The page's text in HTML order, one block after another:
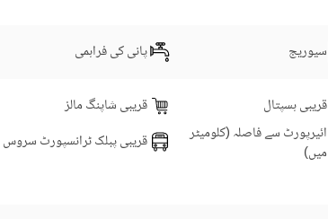
سیوریج پانی کی فراہمی
قریبی ہسپتال
قریبی شاپنگ مالز
ائیرپورٹ سے فاصلہ (کلومیٹر
میں)
قریبی پبلک ٹرانسپورٹ سروس